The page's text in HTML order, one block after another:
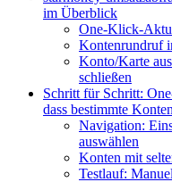
im Überblick
One-Klick-
Kontenrundruf
Konto/Karte
schließen
Schritt für Schritt:
dass bestimmte
Navigation:
auswählen
Konten mit
Testlauf: